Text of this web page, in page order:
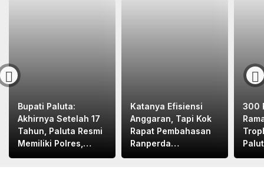
Bupati Paluta:
Akhirnya Setelah 17
Tahun, Paluta Resmi
Memiliki Polres,
Katanya Efisiensi
Anggaran, Tapi Kok
Rapat Pembahasan
Ranperda
300